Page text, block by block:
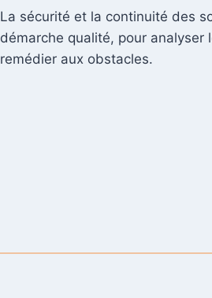
La sécurité et la continuité des
démarche qualité, pour
remédier aux obstacles.